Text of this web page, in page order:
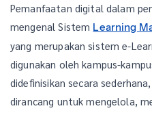
Pemanfaatan digital dalam
mengenal Sistem Learning
yang merupakan sistem e-
digunakan oleh kampus-
didefinisikan secara
dirancang untuk mengelola,